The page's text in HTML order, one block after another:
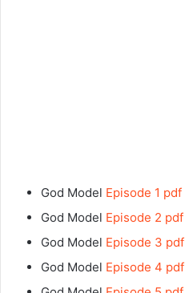
God Model Episode 1 pdf
God Model Episode 2 pdf
God Model Episode 3 pdf
God Model Episode 4 pdf